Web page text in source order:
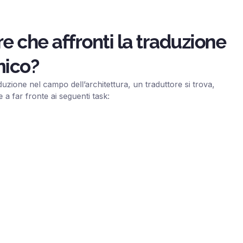
che affronti la traduzione
nel campo dell’architettura, un traduttore si trova,
a far fronte ai seguenti task: